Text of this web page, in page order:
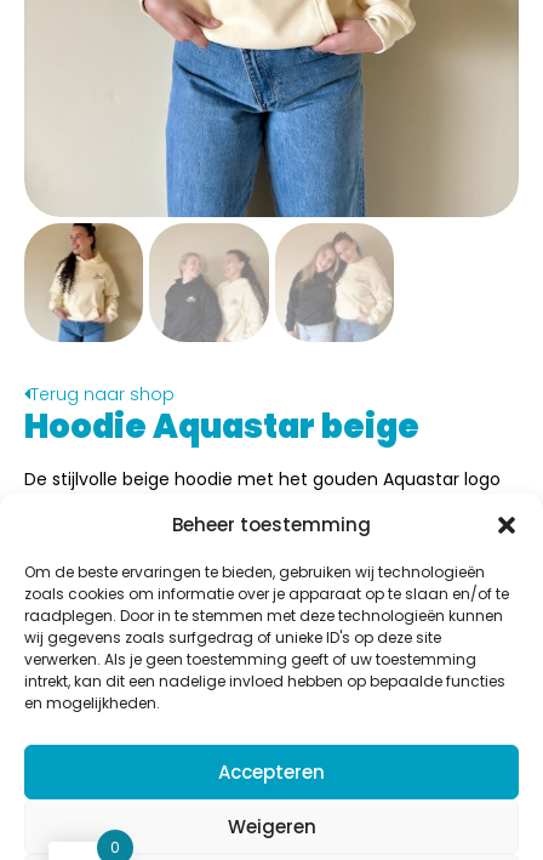
Beheer toestemming
Om de beste ervaringen te bieden, gebruiken wij technologieën
zoals cookies om informatie over je apparaat op te slaan en/of te
raadplegen. Door in te stemmen met deze technologieën kunnen
wij gegevens zoals surfgedrag of unieke ID's op deze site
verwerken. Als je geen toestemming geeft of uw toestemming
intrekt, kan dit een nadelige invloed hebben op bepaalde functies
en mogelijkheden.
Accepteren
Weigeren
Terug naar shop
Hoodie Aquastar beige
De stijlvolle beige hoodie met het gouden Aquastar logo
100% katoen met geborduurd logo
€48,00
Inloggen om te bestellen
Aquastar
Potaardestraat 58b,
9280 Lebbeke
BE 0832.616.920
0